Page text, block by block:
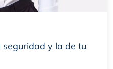
y la de tu